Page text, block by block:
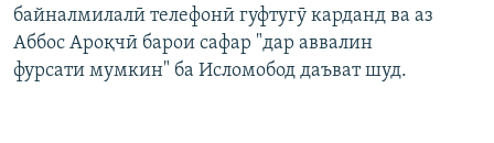
байналмилалӣ телефонӣ гуфтугӯ карданд ва аз
Аббос Ароқчӣ барои сафар "дар аввалин
фурсати мумкин" ба Исломобод даъват шуд.